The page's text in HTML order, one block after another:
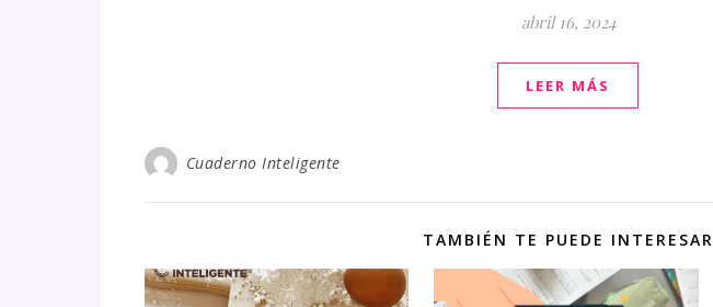
abril 16, 2024
LEER MÁS
Cuaderno Inteligente
TAMBIÉN TE PUEDE INTERESAR